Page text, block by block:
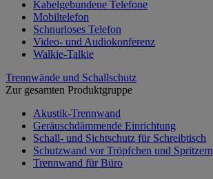
Kabelgebundene Telefone
Mobiltelefon
Schnurloses Telefon
Video- und Audiokonferenz
Walkie-Talkie
Trennwände und Schallschutz
Zur gesamten Produktgruppe
Akustik-Trennwand
Geräuschdämmende Einrichtung
Schall- und Sichtschutz für Schreibtisch
Schutzwand vor Tröpfchen und Spritzern
Trennwand für Büro